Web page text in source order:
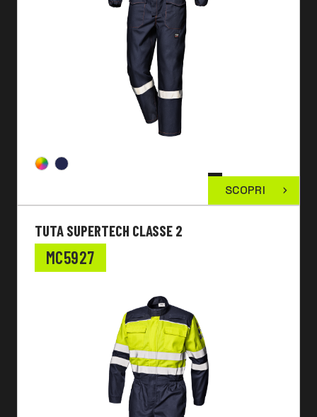
SCOPRI
TUTA SUPERTECH CLASSE 2
MC5927